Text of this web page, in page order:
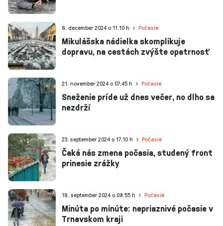
Mikulášska nádielka skomplikuje
dopravu, na cestách zvýšte opatrnosť
6. december 2024 o 11.10 h Počasie
Sneženie príde už dnes večer, no dlho sa
nezdrží
21. november 2024 o 07.45 h Počasie
Čaká nás zmena počasia, studený front
prinesie zrážky
23. september 2024 o 17.10 h Počasie
Minúta po minúte: nepriaznivé počasie v
Trnavskom kraji
16. september 2024 o 09.55 h Počasie